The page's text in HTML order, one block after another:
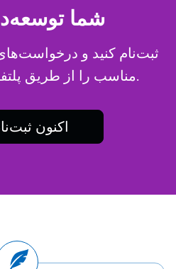
شما
مناسب را از طریق پلتفرم ما دریافت کنید.
اکنون